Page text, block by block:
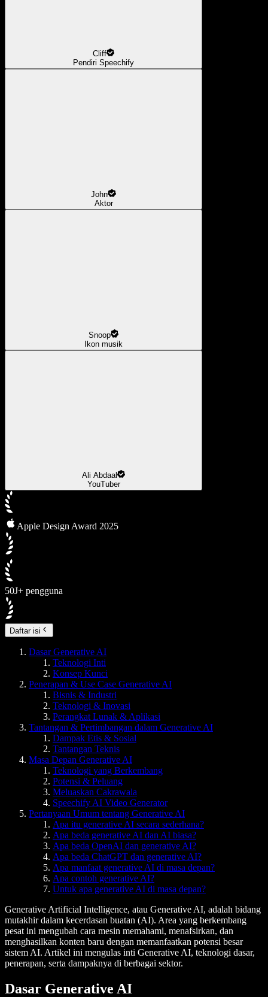
Cliff
Pendiri Speechify
John
Aktor
Snoop
Ikon musik
Ali Abdaal
YouTuber
Apple Design Award 2025
50J+ pengguna
Daftar isi
Dasar Generative AI
Teknologi Inti
Konsep Kunci
Penerapan & Use Case Generative AI
Bisnis & Industri
Teknologi & Inovasi
Perangkat Lunak & Aplikasi
Tantangan & Pertimbangan dalam Generative AI
Dampak Etis & Sosial
Tantangan Teknis
Masa Depan Generative AI
Teknologi yang Berkembang
Potensi & Peluang
Meluaskan Cakrawala
Speechify AI Video Generator
Pertanyaan Umum tentang Generative AI
Apa itu generative AI secara sederhana?
Apa beda generative AI dan AI biasa?
Apa beda OpenAI dan generative AI?
Apa beda ChatGPT dan generative AI?
Apa manfaat generative AI di masa depan?
Apa contoh generative AI?
Untuk apa generative AI di masa depan?
Generative Artificial Intelligence, atau Generative AI, adalah bidang
mutakhir dalam kecerdasan buatan (AI). Area yang berkembang
pesat ini mengubah cara mesin memahami, menafsirkan, dan
menghasilkan konten baru dengan memanfaatkan potensi besar
sistem AI. Artikel ini mengulas inti Generative AI, teknologi dasar,
penerapan, serta dampaknya di berbagai sektor.
Dasar Generative AI